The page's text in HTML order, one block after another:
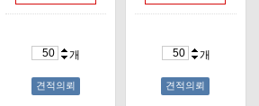
개
견적의뢰
개
견적의뢰